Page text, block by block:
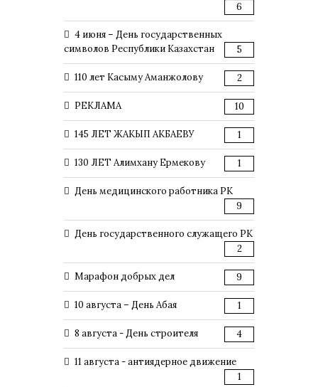
6
4 июня – День государственных
символов Республики Казахстан
5
110 лет Касыму Аманжолову 2
РЕКЛАМА 10
145 ЛЕТ ЖАКЫП АКБАЕВУ 1
130 ЛЕТ Алимхану Ермекову 1
День медицинского работника РК
9
День государственного служащего РК
2
Марафон добрых дел 9
10 августа – День Абая 1
8 августа - День строителя 4
11 августа - антиядерное движение
1